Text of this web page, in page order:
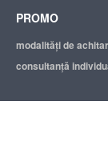
PROMO
modalităţi de
consultanță